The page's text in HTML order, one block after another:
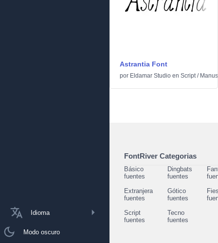
Idioma
Modo oscuro
Astrantia Font
por Eldamar Studio en Script/
FontRiver Categorias
Básico
fuentes
Dingbats
fuentes
Extranjera
fuentes
Gótico
fuentes
Script
fuentes
Tecno
fuentes